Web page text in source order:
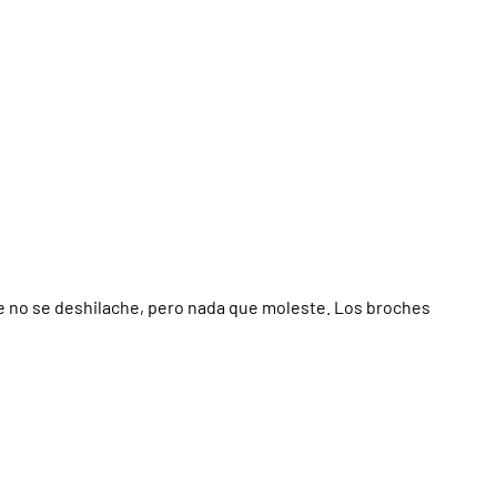
se deshilache, pero nada que moleste. Los broches